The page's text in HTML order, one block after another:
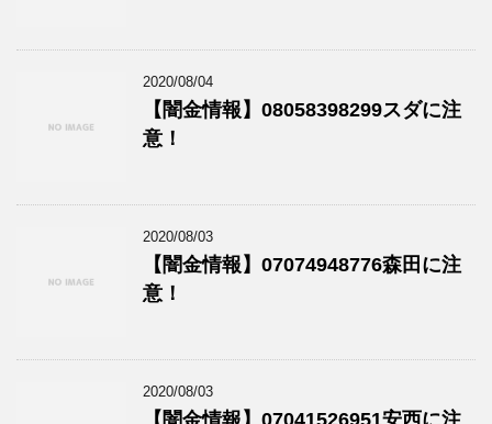
2020/08/04
【闇金情報】08058398299スダに注
意！
2020/08/03
【闇金情報】07074948776森田に注
意！
2020/08/03
【闇金情報】07041526951安西に注